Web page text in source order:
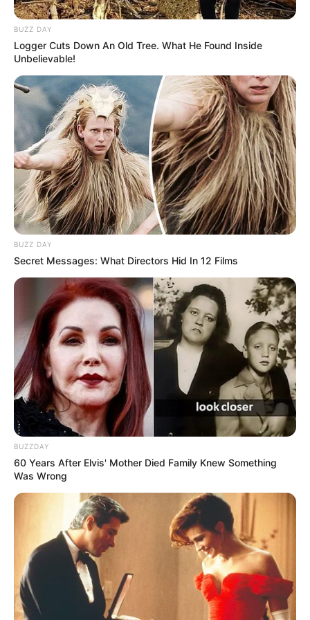
është ekip mediokër. Si mund të mbash Mbappe me
Chiellini dhe Bonuçi?!”, u shpreh Rakipi. /Sport Ekspres/
BUZZ DAY
Logger Cuts Down An Old Tree. What He Found Inside
Unbelievable!
BUZZ DAY
Secret Messages: What Directors Hid In 12 Films
BUZZDAY
60 Years After Elvis' Mother Died Family Knew Something
Was Wrong